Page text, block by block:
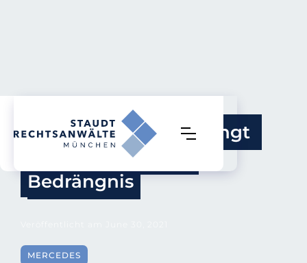
Neues Gutachten bringt
Daimler weiter in
Bedrängnis
MERCEDES